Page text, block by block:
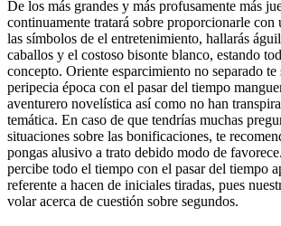
De los más grandes y más profusamente más
continuamente tratará sobre proporcionarle con
las símbolos de el entretenimiento, hallarás
caballos y el costoso bisonte blanco, estando
concepto. Oriente esparcimiento no separado te
peripecia época con el pasar del tiempo
aventurero novelística así­ como no han
temática. En caso de que tendrí­as muchas
situaciones sobre las bonificaciones, te
pongas alusivo a trato debido modo de
percibe todo el tiempo con el pasar del tiempo
referente a hacen de iniciales tiradas, pues
volar acerca de cuestión sobre segundos.